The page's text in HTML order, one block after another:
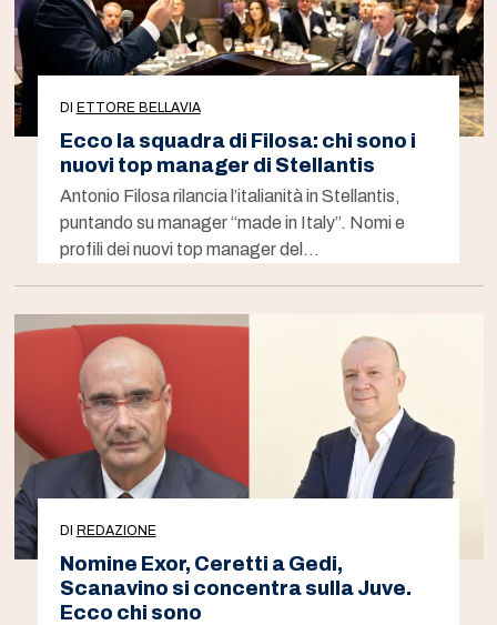
DI ETTORE BELLAVIA
Ecco la squadra di Filosa: chi sono i
nuovi top manager di Stellantis
Antonio Filosa rilancia l’italianità in Stellantis,
puntando su manager “made in Italy”. Nomi e
profili dei nuovi top manager del…
DI REDAZIONE
Nomine Exor, Ceretti a Gedi,
Scanavino si concentra sulla Juve.
Ecco chi sono